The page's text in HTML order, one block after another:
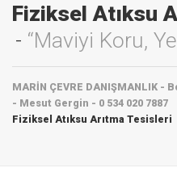
Fiziksel Atıksu
“Maviyi Koru,
MARİN ÇEVRE DANIŞMANLIK -
- Mesut Gergin - 0 534 020 7887
Fiziksel Atıksu Arıtma Tesisleri